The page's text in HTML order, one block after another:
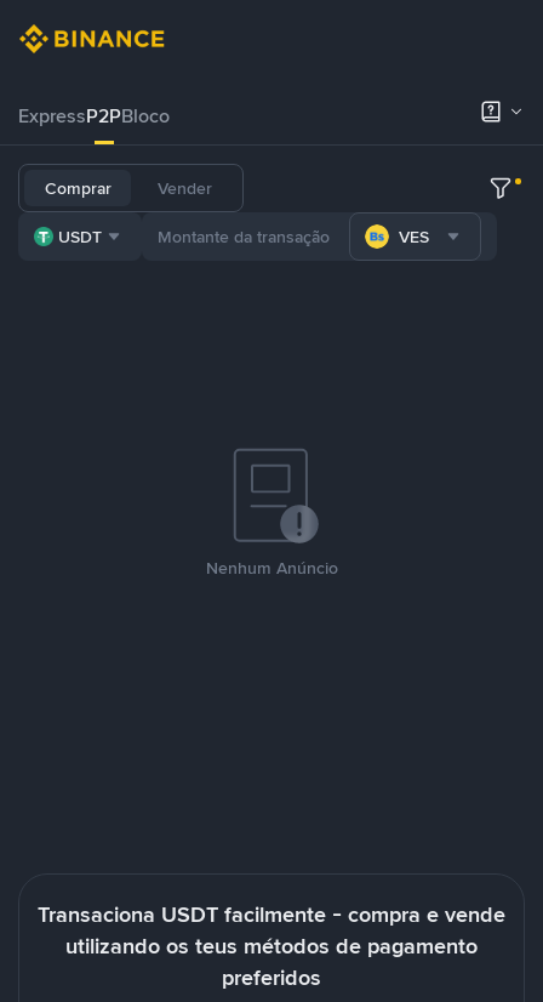
ExpressP2PBloco
Comprar Vender
USDT VES
Nenhum Anúncio
Transaciona USDT facilmente - compra e vende
utilizando os teus métodos de pagamento
preferidos